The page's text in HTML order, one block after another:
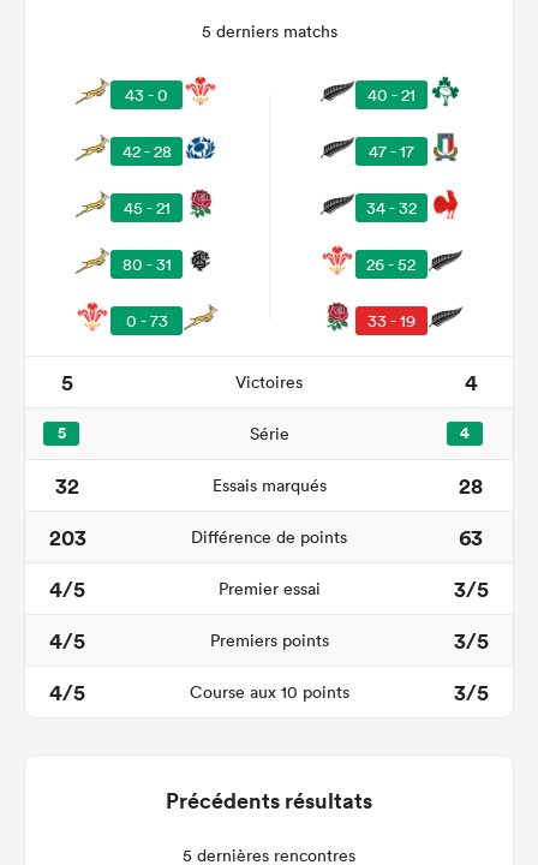
5 derniers matchs
43 - 0
42 - 28
45 - 21
80 - 31
0 - 73
40 - 21
47 - 17
34 - 32
26 - 52
33 - 19
5 Victoires 4
5 Série 4
32 Essais marqués
28
203
Différence de points
63
4/5
Premier essai
3/5
4/5
Premiers points
3/5
4/5
Course aux 10 points 3/5
Précédents résultats
5 dernières rencontres